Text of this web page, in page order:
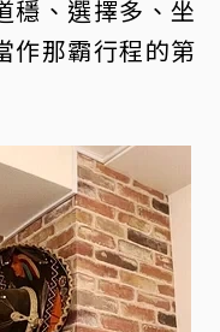
穩、選擇多、坐
作那霸行程的第